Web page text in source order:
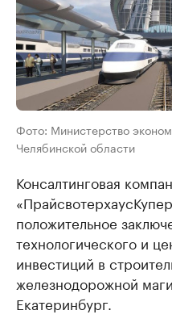
Фото: Министерство
Челябинской области
Консалтинговая
положительное
технологического и
инвестиций в
железнодорожной
Екатеринбург.